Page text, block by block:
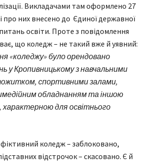
Викладачами там оформлено 27
про них внесено до Єдиної державної
освіти. Проте з повідомлення
що коледж – не такий вже й уявний:
«коледжу» було орендовано
у Кропивницькому з навчальними
спортивними залами,
обладнанням та іншою
для освітнього
коледж – заблоковано,
відстрочок – скасовано. Є й